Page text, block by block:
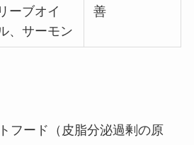
リーブオイ
、サーモン
善
フード（皮脂分泌過剰の原